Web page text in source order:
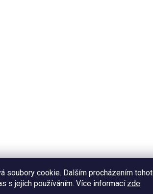
soubory cookie. Dalším procházením
s jejich používáním. Více informací zde.